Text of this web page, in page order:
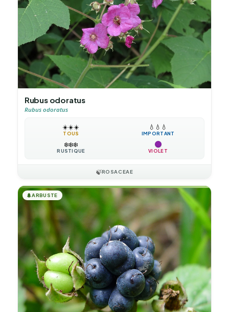
Rubus odoratus
Rubus odoratus
☀️☀️☀️
TOUS
💧 💧 💧
IMPORTANT
❄️❄️❄️
RUSTIQUE VIOLET
🍃ROSACEAE
🌲ARBUSTE